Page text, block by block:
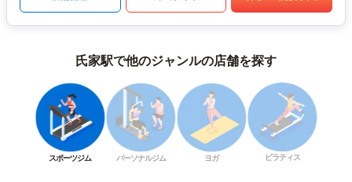
氏家駅で他のジャンルの店舗を探す
スポーツジム パーソナルジム ヨガ ピラティス